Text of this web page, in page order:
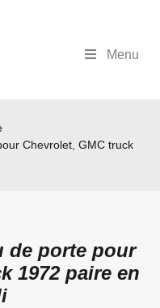
Menu
Chevrolet, GMC truck
de porte pour
1972 paire en